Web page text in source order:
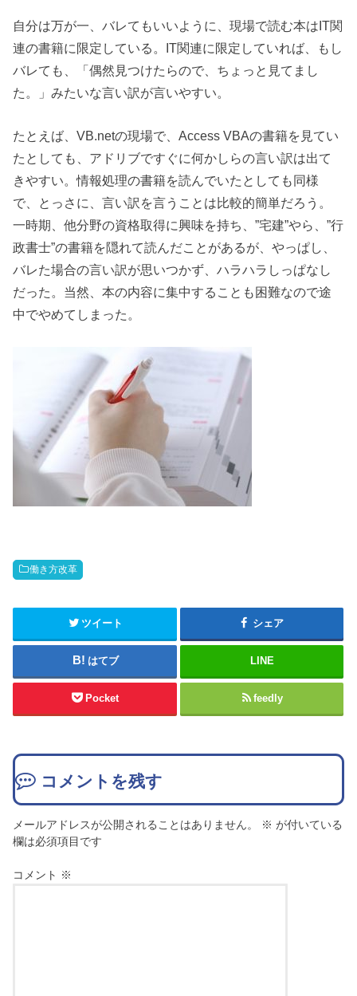
自分は万が一、バレてもいいように、現場で読む本はIT関
連の書籍に限定している。IT関連に限定していれば、もし
バレても、「偶然見つけたらので、ちょっと見てまし
た。」みたいな言い訳が言いやすい。
たとえば、VB.netの現場で、Access VBAの書籍を見てい
たとしても、アドリブですぐに何かしらの言い訳は出て
きやすい。情報処理の書籍を読んでいたとしても同様
で、とっさに、言い訳を言うことは比較的簡単だろう。
一時期、他分野の資格取得に興味を持ち、”宅建”やら、”行
政書士”の書籍を隠れて読んだことがあるが、やっぱし、
バレた場合の言い訳が思いつかず、ハラハラしっぱなし
だった。当然、本の内容に集中することも困難なので途
中でやめてしまった。
働き方改革
ツイート シェア
はてブ LINE
Pocket feedly
コメントを残す
メールアドレスが公開されることはありません。 ※ が付いている
欄は必須項目です
コメント ※